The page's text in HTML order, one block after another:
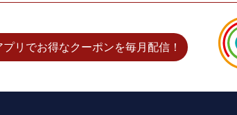
プリでお得なクーポンを毎月配信！